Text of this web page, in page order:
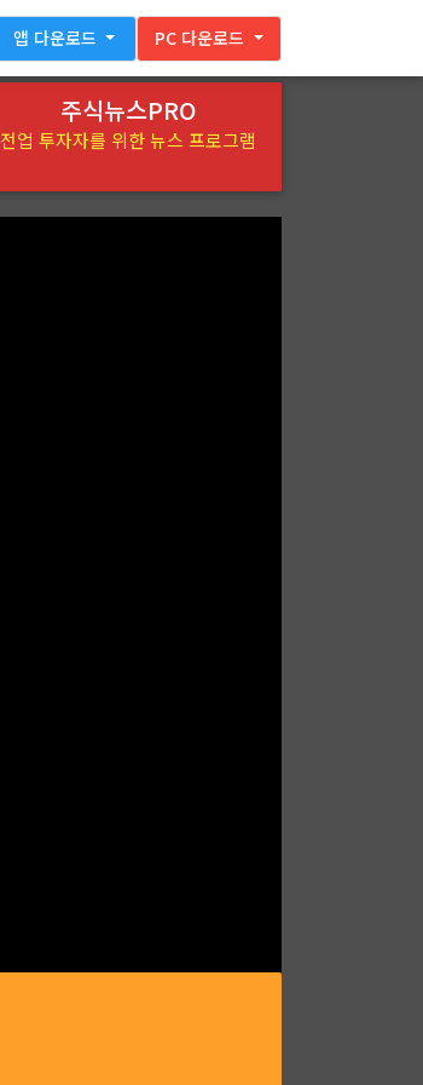
앱 다운로드 PC 다운로드
주식뉴스PRO
전업 투자자를 위한 뉴스 프로그램